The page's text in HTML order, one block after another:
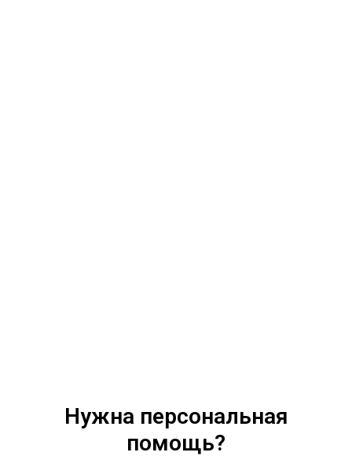
Нужна персональная
помощь?